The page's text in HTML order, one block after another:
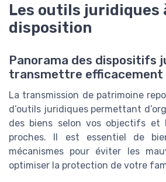
Les outils juridiques
disposition
Panorama des dispositifs
transmettre efficacement
La transmission de patrimoine
d’outils juridiques permettant
des biens selon vos objectifs et
proches. Il est essentiel de
mécanismes pour éviter les
optimiser la protection de votre